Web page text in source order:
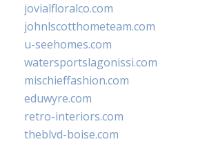
jovialfloralco.com
johnlscotthometeam.com
u-seehomes.com
watersportslagonissi.com
mischieffashion.com
eduwyre.com
retro-interiors.com
theblvd-boise.com